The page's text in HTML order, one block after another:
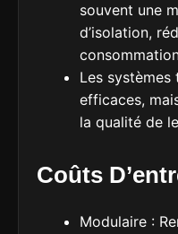
souvent une
d’isolation,
Les
efficaces,
la qualité de
Coûts
Modulaire :